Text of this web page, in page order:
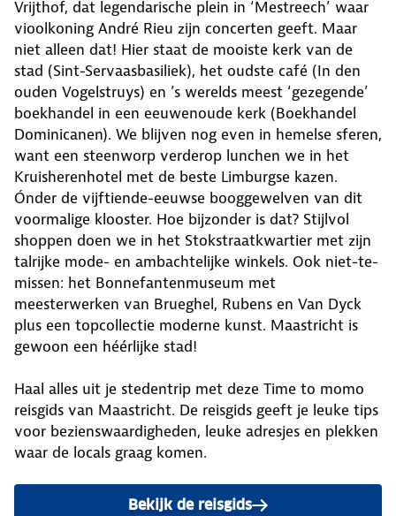
Vrijthof, dat legendarische plein in ‘Mestreech’ waar
vioolkoning André Rieu zijn concerten geeft. Maar
niet alleen dat! Hier staat de mooiste kerk van de
stad (Sint-Servaasbasiliek), het oudste café (In den
ouden Vogelstruys) en ’s werelds meest ‘gezegende’
boekhandel in een eeuwenoude kerk (Boekhandel
Dominicanen). We blijven nog even in hemelse sferen,
want een steenworp verderop lunchen we in het
Kruisherenhotel met de beste Limburgse kazen.
Ónder de vijftiende-eeuwse booggewelven van dit
voormalige klooster. Hoe bijzonder is dat? Stijlvol
shoppen doen we in het Stokstraatkwartier met zijn
talrijke mode- en ambachtelijke winkels. Ook niet-te-
missen: het Bonnefantenmuseum met
meesterwerken van Brueghel, Rubens en Van Dyck
plus een topcollectie moderne kunst. Maastricht is
gewoon een héérlijke stad!
Haal alles uit je stedentrip met deze Time to momo
reisgids van Maastricht. De reisgids geeft je leuke tips
voor bezienswaardigheden, leuke adresjes en plekken
waar de locals graag komen.
Bekijk de reisgids